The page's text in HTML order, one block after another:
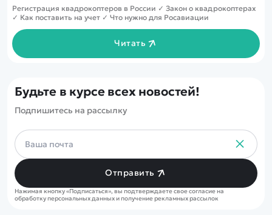
Регистрация квадрокоптеров в России ✓ Закон о квадрокоптерах
✓ Как поставить на учет ✓ Что нужно для Росавиации
Читать
Будьте в курсе всех новостей!
Подпишитесь на рассылку
Отправить
Нажимая кнопку «Подписаться», вы подтверждаете свое согласие на
обработку персональных данных и получение рекламных рассылок